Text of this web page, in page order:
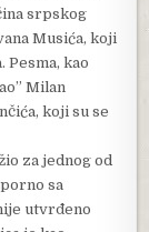
srpskog
Musića, koji
kao
Milan
koji su se
za jednog od
sa
utvrđeno